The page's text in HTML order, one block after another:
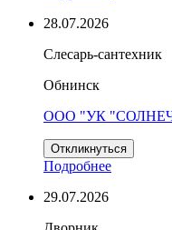
28.07.2026
Слесарь-сантехник
Обнинск
ООО "УК
Откликнуться
Подробнее
29.07.2026